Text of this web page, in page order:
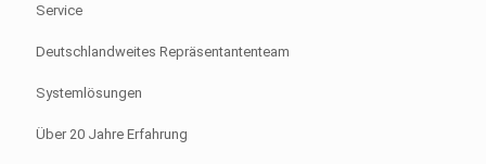
Service
Deutschlandweites Repräsentantenteam
Systemlösungen
Über 20 Jahre Erfahrung